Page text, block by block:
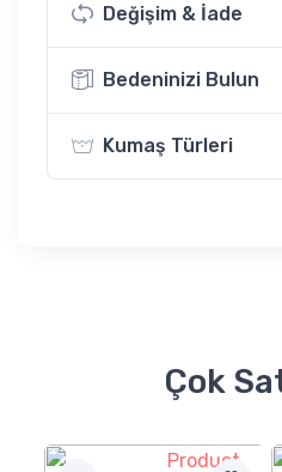
Değişim & İade
Bedeninizi Bulun
Kumaş Türleri
Çok